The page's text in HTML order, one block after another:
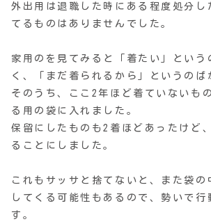
外出用は退職した時にある程度処分し
てるものはありませんでした。
家用のを見てみると「着たい」という
く、「まだ着られるから」というのば
そのうち、ここ2年ほど着ていないも
る用の袋に入れました。
保留にしたものも2着ほどあったけど
ることにしました。
これもサッサと捨てないと、また袋の
してくる可能性もあるので、勢いで行
す。